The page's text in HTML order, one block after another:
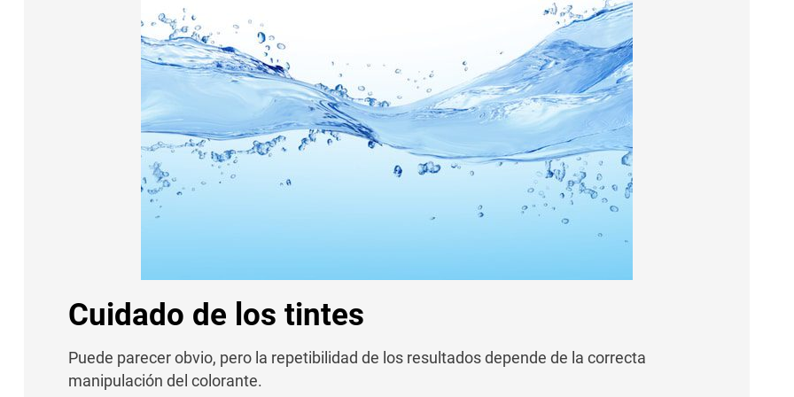
Cuidado de los tintes
Puede parecer obvio, pero la repetibilidad de los resultados depende de la correcta
manipulación del colorante.